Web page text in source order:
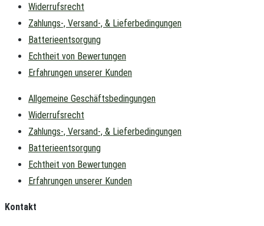
Widerrufsrecht
Zahlungs-, Versand-, & Lieferbedingungen
Batterieentsorgung
Echtheit von Bewertungen
Erfahrungen unserer Kunden
Allgemeine Geschäftsbedingungen
Widerrufsrecht
Zahlungs-, Versand-, & Lieferbedingungen
Batterieentsorgung
Echtheit von Bewertungen
Erfahrungen unserer Kunden
Kontakt